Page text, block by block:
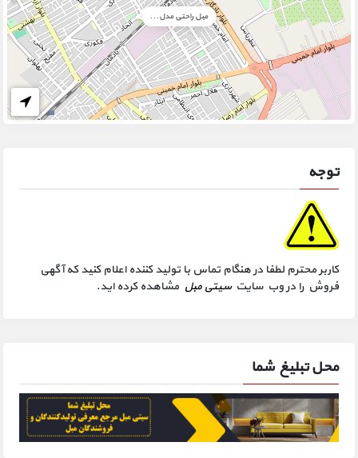
مبل راحتی مدل...
توجه
کاربر محترم لطفا در هنگام تماس با تولید کننده اعلام کنید که آگهی
فروش را در وب سایتسیتی مبل مشاهده کرده اید.
محل تبلیغ شما